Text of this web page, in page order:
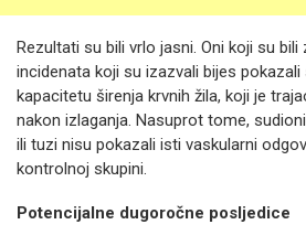
Rezultati su bili vrlo jasni. Oni koji su
incidenata koji su izazvali bijes pokazali
kapacitetu širenja krvnih žila, koji je
nakon izlaganja. Nasuprot tome,
ili tuzi nisu pokazali isti vaskularni
kontrolnoj skupini.
Potencijalne dugoročne posljedice